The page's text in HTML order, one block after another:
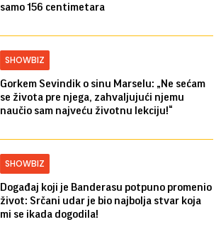
samo 156 centimetara
SHOWBIZ
Gorkem Sevindik o sinu Marselu: „Ne sećam
se života pre njega, zahvaljujući njemu
naučio sam najveću životnu lekciju!“
SHOWBIZ
Događaj koji je Banderasu potpuno promenio
život: Srčani udar je bio najbolja stvar koja
mi se ikada dogodila!